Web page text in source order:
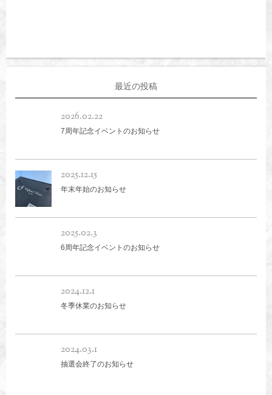
最近の投稿
2026.02.22
7周年記念イベントのお知らせ
2025.12.15
年末年始のお知らせ
2025.02.3
6周年記念イベントのお知らせ
2024.12.1
冬季休業のお知らせ
2024.03.1
抽選会終了のお知らせ